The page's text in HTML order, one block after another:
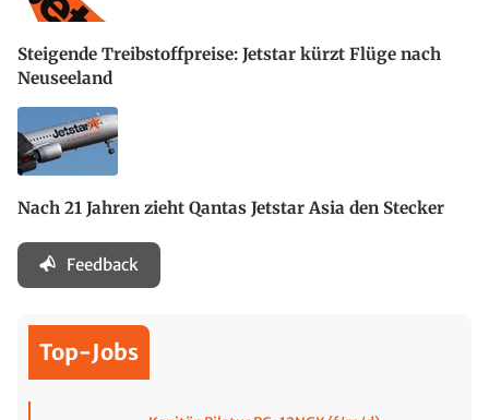
Steigende Treibstoffpreise: Jetstar kürzt Flüge nach
Neuseeland
Nach 21 Jahren zieht Qantas Jetstar Asia den Stecker
Feedback
Top-Jobs